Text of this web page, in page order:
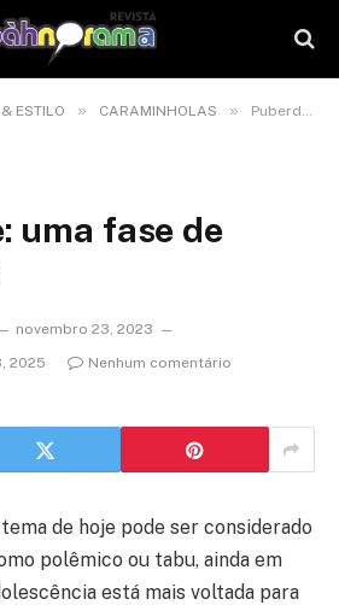
ESTILO » CARAMINHOLAS » Puberdade: uma fase de mudanças
uma fase de
novembro 23, 2023
2025
Nenhum comentário
de hoje pode ser considerado
polêmico ou tabu, ainda em
está mais voltada para